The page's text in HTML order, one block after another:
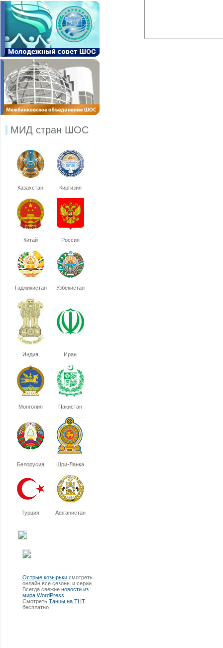
МИД стран ШОС
Казахстан Киргизия
Китай Россия
Таджикистан Узбекистан
Индия Иран
Монголия Пакистан
Белорусия Шри-Ланка
Турция Афганистан
Острые козырьки смотреть
онлайн все сезоны и серии.
Всегда свежие новости из
мира WordPress
Смотреть Танцы на ТНТ
бесплатно